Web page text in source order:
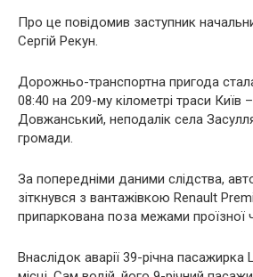
Про це повідомив заступник
Сергій Рекун.
Дорожньо-транспортна пригода
08:40 на 209-му кілометрі траси Київ
Довжанський, неподалік села
громади.
За попередніми даними слідства,
зіткнувся з вантажівкою Renault
припаркована поза межами проїзної
Внаслідок аварії 39-річна пасажирка